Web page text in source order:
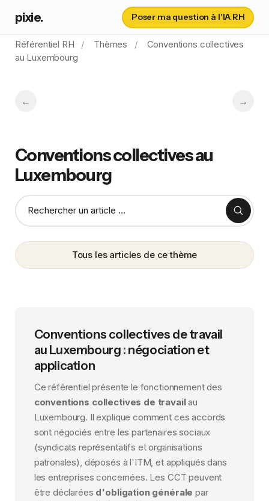
pixie. Poser ma question à l'IA RH
Référentiel RH Thèmes
Conventions collectives
au Luxembourg
Conventions collectives au
Luxembourg
Tous les articles de ce thème
Conventions collectives de travail
au Luxembourg : négociation et
application
Ce référentiel présente le fonctionnement des
conventions collectives de travailau
Luxembourg. Il explique comment ces accords
sont négociés entre les partenaires sociaux
(syndicats représentatifs et organisations
patronales), déposés à l'ITM, et appliqués dans
les entreprises concernées. Les CCT peuvent
être déclarées d'obligation générale par